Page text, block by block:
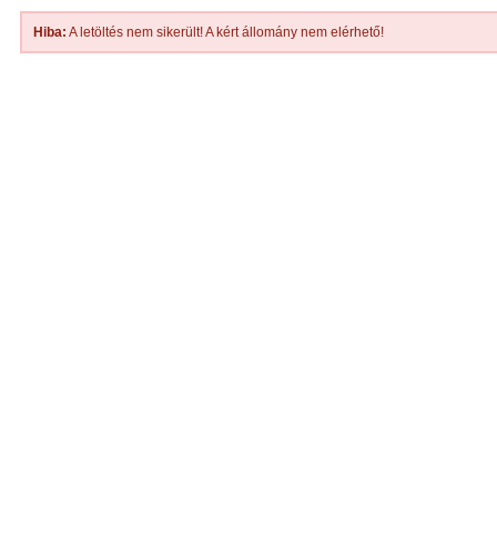
Hiba: A letöltés nem sikerült! A kért állomány nem elérhető!